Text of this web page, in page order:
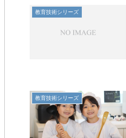
教育技術シリーズ
教育技術シリーズ